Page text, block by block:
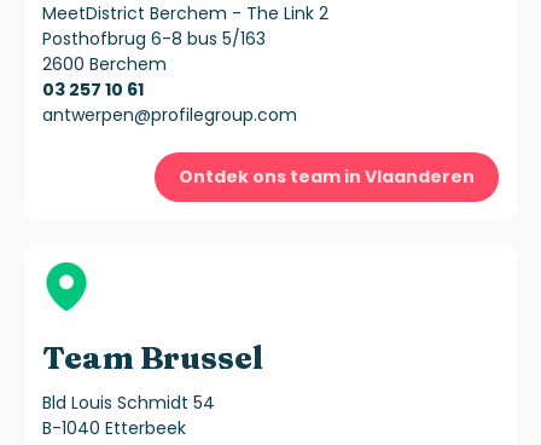
MeetDistrict Berchem - The Link 2
Posthofbrug 6-8 bus 5/163
2600 Berchem
03 257 10 61
antwerpen@profilegroup.com
Ontdek ons team in Vlaanderen
Team Brussel
Bld Louis Schmidt 54
B-1040 Etterbeek